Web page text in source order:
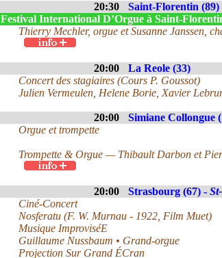
20:30
Saint-Florentin (89)
Festival International D’Orgue à Saint-
Thierry Mechler, orgue et Susanne Janssen,
20:00
La Reole (33)
Concert des stagiaires (Cours P. Goussot)
Julien Vermeulen, Helene Borie, Xavier
20:00
Simiane Collongue
Orgue et trompette
Trompette & Orgue — Thibault Darbon et
20:00 Strasbourg (67) -
Ciné-Concert
Nosferatu (F. W. Murnau - 1922, Film Muet)
Musique ImproviséE
Guillaume Nussbaum • Grand-orgue
Projection Sur Grand ÉCran